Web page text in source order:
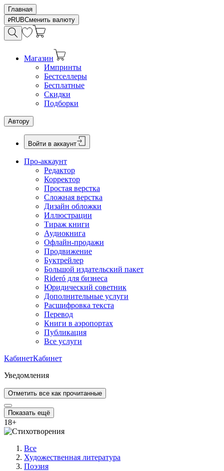
Главная
RUBСменить валюту
Магазин
Импринты
Бестселлеры
Бесплатные
Скидки
Подборки
Автору
Войти в аккаунт
Про-аккаунт
Редактор
Корректор
Простая верстка
Сложная верстка
Дизайн обложки
Иллюстрации
Тираж книги
Аудиокнига
Офлайн-продажи
Продвижение
Буктрейлер
Большой издательский пакет
Rideró для бизнеса
Юридический советник
Дополнительные услуги
Расшифровка текста
Перевод
Книги в аэропортах
Публикация
Все услуги
КабинетКабинет
Уведомления
Отметить все как прочитанные
Показать ещё
18+
Все
Художественная литература
Поэзия